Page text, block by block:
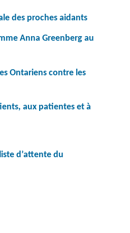
des proches aidants
Anna Greenberg au
Ontariens contre les
aux patientes et à
d’attente du